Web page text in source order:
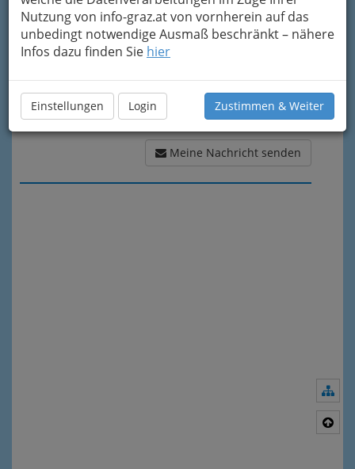
Nutzung von info-graz.at von vornherein auf das
unbedingt notwendige Ausmaß beschränkt – nähere
Infos dazu finden Sie hier
Einstellungen Login Zustimmen & Weiter
Meine Nachricht senden